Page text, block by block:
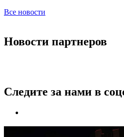
Все новости
Новости партнеров
Следите за нами в